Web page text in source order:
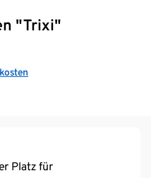
"Trixi"
Platz für